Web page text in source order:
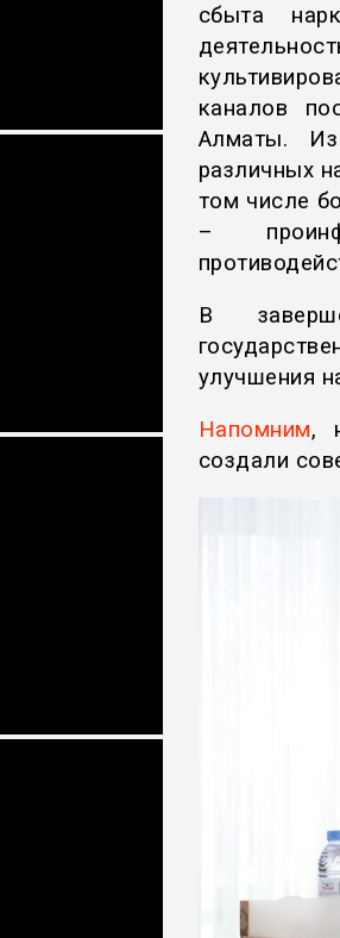
сбыта
каналов
Алматы.
различных
том числе
–
В
улучшения
Напомним,
создали